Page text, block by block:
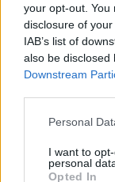
your opt-out. You
disclosure of
IAB’s list of
also be disclosed
Downstream
Please note that
not limited to
grant or deny
Personal
I want to
personal
Opted In
Sigue